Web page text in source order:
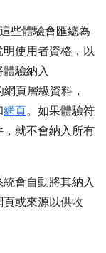
些體驗會匯總為
使用者資格，以
驗納入
頁層級資料，
網頁。如果體驗符
就不會納入所有
會自動將其納入
或來源以供收